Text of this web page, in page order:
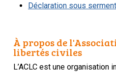
Déclaration sous
À propos de
libertés civiles
L’ACLC est une organisation